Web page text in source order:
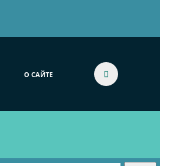
О САЙТЕ